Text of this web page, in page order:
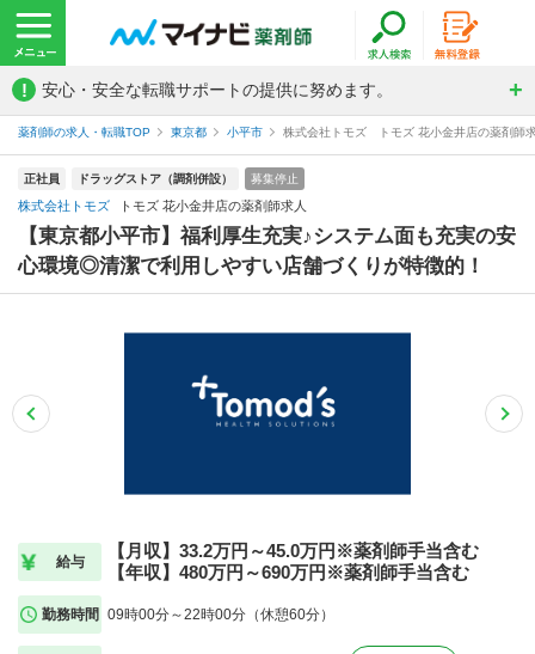
! 安心・安全な転職サポートの提供に努めます。
薬剤師の求人・転職TOP 東京都 小平市 株式会社トモズ トモズ 花小金井店の薬剤師
正社員 ドラッグストア（調剤併設） 募集停止
株式会社トモズ トモズ 花小金井店の薬剤師求人
【東京都小平市】福利厚生充実♪システム面も充実の安
心環境◎清潔で利用しやすい店舗づくりが特徴的！
給与
【月収】33.2万円～45.0万円※薬剤師手当含む
【年収】480万円～690万円※薬剤師手当含む
勤務時間 09時00分～22時00分（休憩60分）